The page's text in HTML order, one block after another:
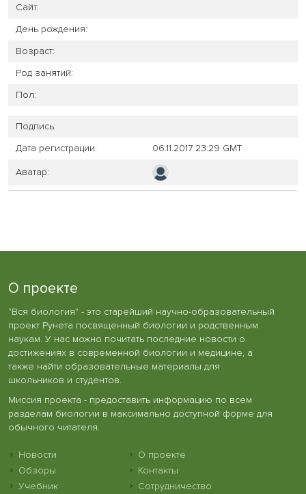
Сайт:
День рождения:
Возраст:
Род занятий:
Пол:
Подпись:
Дата регистрации:
06.11.2017 23:29 GMT
Аватар:
О проекте
"Вся биология" - это старейший научно-образовательный
проект Рунета посвященный биологии и родственным
наукам. У нас можно почитать последние новости о
достижениях в современной биологии и медицине, а
также найти образовательные материалы для
школьников и студентов.
Миссия проекта - предоставить информацию по всем
разделам биологии в максимально доступной форме для
обычного читателя.
Новости
Обзоры
Учебник
О проекте
Контакты
Сотрудничество